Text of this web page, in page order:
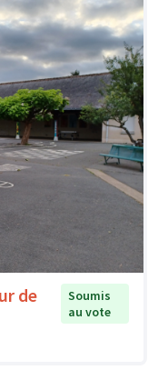
de
Soumis
au vote